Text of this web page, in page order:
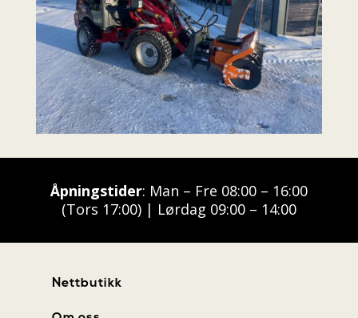
Åpningstider: Man – Fre 08:00 – 16:00
(Tors 17:00) | Lørdag 09:00 – 14:00
Nettbutikk